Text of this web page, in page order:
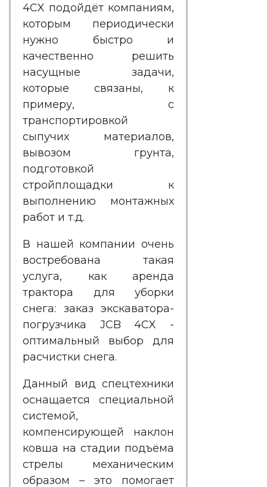
4CX подойдёт компаниям,
которым периодически
нужно быстро и
качественно решить
насущные задачи,
которые связаны, к
примеру, с
транспортировкой
сыпучих материалов,
вывозом грунта,
подготовкой
стройплощадки к
выполнению монтажных
работ и т.д.
В нашей компании очень
востребована такая
услуга, как аренда
трактора для уборки
снега: заказ экскаватора-
погрузчика JCB 4CX -
оптимальный выбор для
расчистки снега.
Данный вид спецтехники
оснащается специальной
системой,
компенсирующей наклон
ковша на стадии подъёма
стрелы механическим
образом – это помогает